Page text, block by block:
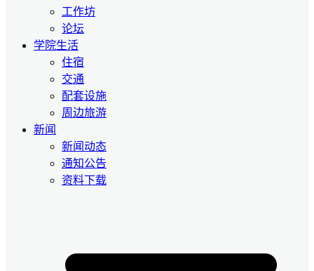
工作坊
论坛
学院生活
住宿
交通
配套设施
周边旅游
新闻
新闻动态
通知公告
资料下载